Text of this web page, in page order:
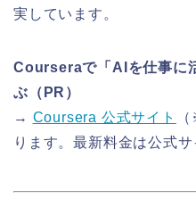
実しています。
Courseraで「AIを仕事に
ぶ（PR）
→ Coursera 公式サイト
ります。最新料金は公式